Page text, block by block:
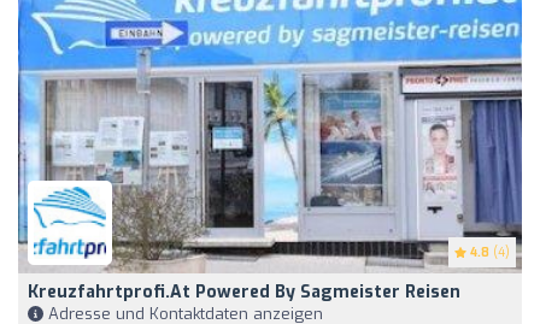
4.8 (4)
Kreuzfahrtprofi.at Powered By Sagmeister Reisen
Adresse und Kontaktdaten anzeigen